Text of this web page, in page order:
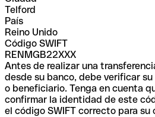
Telford
País
Reino Unido
Código SWIFT
RENMGB22XXX
Antes de realizar una
desde su banco, debe verificar
o beneficiario. Tenga en cuenta
confirmar la identidad de este
el código SWIFT correcto para su